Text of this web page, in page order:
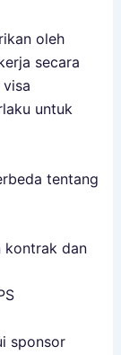
oleh
secara
untuk
tentang
kontrak dan
sponsor